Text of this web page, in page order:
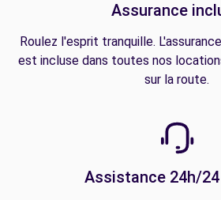
Assurance
Roulez l'esprit tranquille.
est incluse dans toutes nos
sur la route.
Assistance 24h/